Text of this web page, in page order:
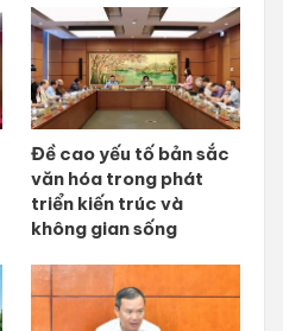
Đề cao yếu tố bản sắc
văn hóa trong phát
triển kiến trúc và
không gian sống